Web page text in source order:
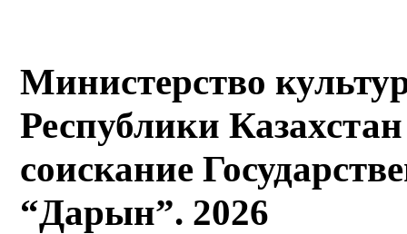
Министерство
Республики
соискание
“Дарын”. 2026